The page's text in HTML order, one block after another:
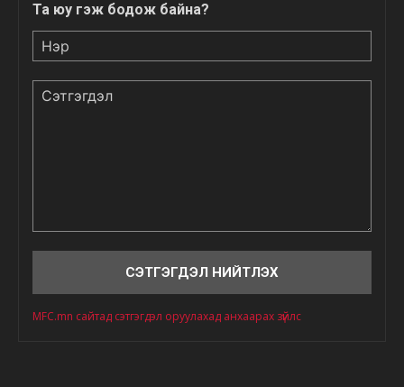
Та юу гэж бодож байна?
MFC.mn сайтад сэтгэгдэл оруулахад анхаарах зүйлс